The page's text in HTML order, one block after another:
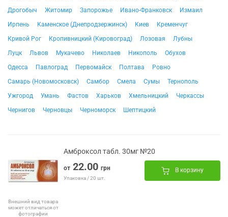
Дрогобыч
Житомир Запорожье Ивано-Франковск
Измаил
Ирпень
Каменское (Днепродзержинск) Киев
Кременчуг
Кривой Рог
Кропивницкий (Кировоград) Лозовая
Лубны
Луцк
Львов Мукачево Николаев Никополь
Обухов
Одесса
Павлоград Первомайск Полтава
Ровно
Самарь (Новомосковск)
Самбор Смела Сумы
Тернополь
Ужгород
Умань Фастов Харьков Хмельницкий
Черкассы
Чернигов
Черновцы Черноморск Шептицкий
Внешний вид товара
может отличаться от
фотографии
Амброксол табл. 30мг №20
от 22.00 грн
Упаковка / 20 шт.
В корзину